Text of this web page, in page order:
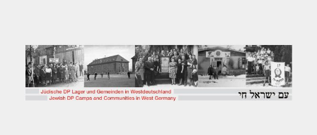
Jüdische DP Lager und
Gemeinden in
Westdeutschland